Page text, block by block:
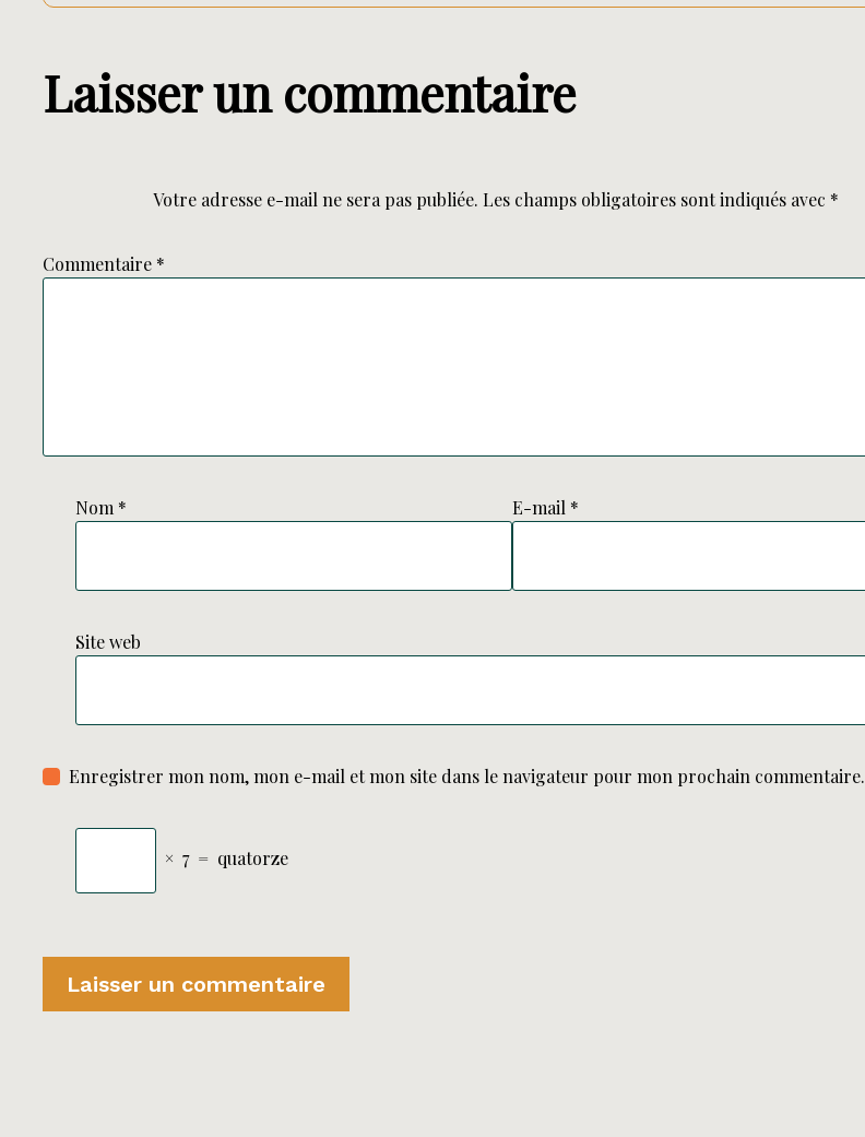
Laisser un commentaire
Votre adresse e-mail ne sera pas publiée. Les champs obligatoires sont indiqués avec *
Commentaire *
Nom * E-mail *
Site web
Enregistrer mon nom, mon e-mail et mon site dans le navigateur pour mon prochain commentaire.
× 7 = quatorze